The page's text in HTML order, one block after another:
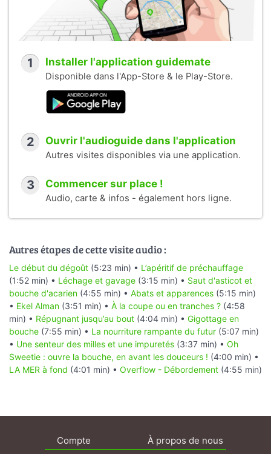
1 Installer l'application guidemate
Disponible dans l'App-Store & le Play-Store.
2 Ouvrir l'audioguide dans l'application
Autres visites disponibles via une application.
3 Commencer sur place !
Audio, carte & infos - également hors ligne.
Autres étapes de cette visite audio :
Le début du dégoût (5:23 min) • L’apéritif de préchauffage
(1:52 min) • Léchage et gavage (3:15 min) • Saut d'asticot et
bouche d'acarien (4:55 min) • Abats et apparences (5:15 min)
• Ekel Alman (3:51 min) • À la coupe ou en tranches ? (4:58
min) • Répugnant jusqu’au bout (4:04 min) • Gigottage en
bouche (7:55 min) • La nourriture rampante du futur (5:07 min)
• Une senteur des milles et une impuretés (3:37 min) • Oh
Sweetie : ouvre la bouche, en avant les douceurs ! (4:00 min) •
LA MER à fond (4:01 min) • Overflow - Débordement (4:55 min)
Compte À propos de nous